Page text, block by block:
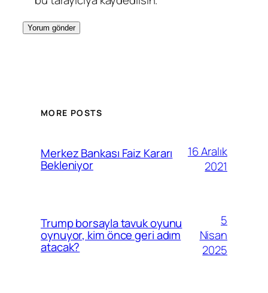
MORE POSTS
Merkez Bankası Faiz Kararı
Bekleniyor
16 Aralık
2021
Trump borsayla tavuk oyunu
oynuyor, kim önce geri adım
atacak?
5
Nisan
2025